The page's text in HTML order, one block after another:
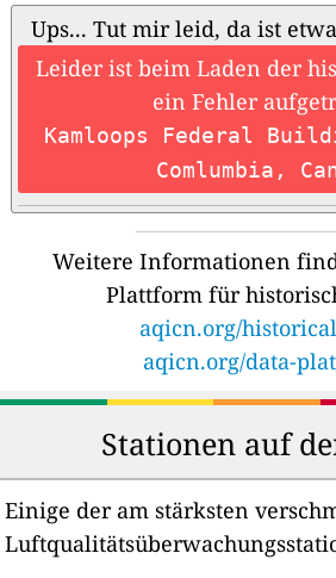
Ups... Tut mir leid, da ist
Leider ist beim Laden der
ein Fehler
Kamloops Federal
Comlumbia,
Weitere Informationen
Plattform für
aqicn.org/
aqicn.org/data-
Stationen auf
Einige der am stärksten